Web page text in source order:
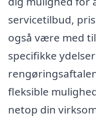
servicetilbud,
også være med
specifikke
fleksible
netop din